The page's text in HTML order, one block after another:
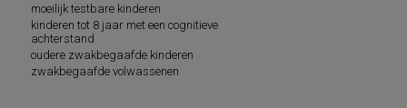
moeilijk testbare kinderen
kinderen tot 8 jaar met een cognitieve
achterstand
oudere zwakbegaafde kinderen
zwakbegaafde volwassenen